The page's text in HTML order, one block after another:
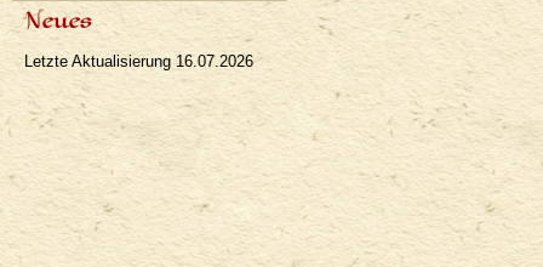
Neues
Letzte Aktualisierung 16.07.2026